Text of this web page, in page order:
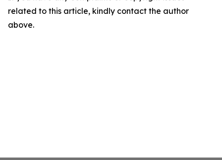
related to this article, kindly contact the author
above.